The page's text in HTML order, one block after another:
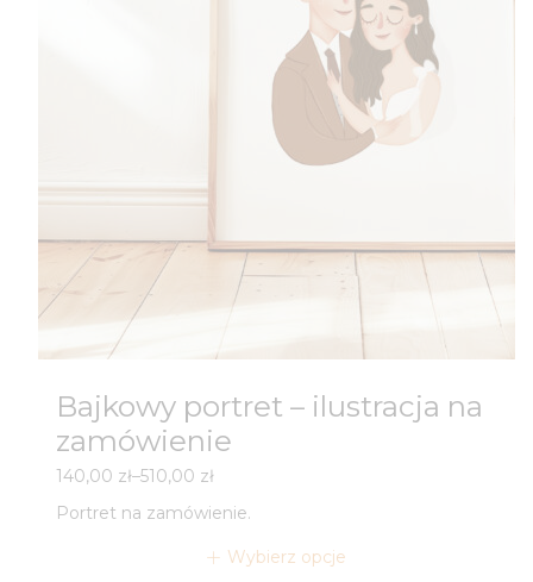
Bajkowy portret – ilustracja na
zamówienie
140,00 zł–510,00 zł
Zakres
od
Portret na zamówienie.
Wybierz opcje